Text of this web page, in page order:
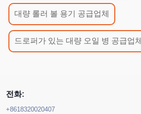
대량 롤러 볼 용기 공급업체
드로퍼가 있는 대량 오일 병 공급업체
전화:
+8618320020407